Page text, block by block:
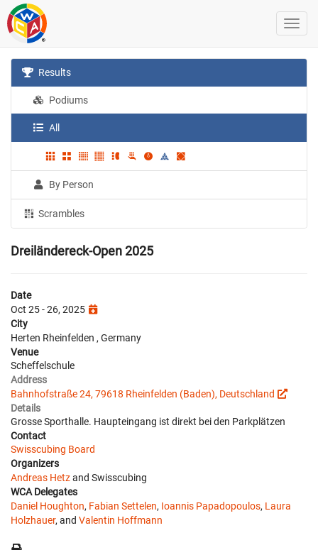
Results
Podiums
All
By Person
Scrambles
Dreiländereck-Open 2025
Date
Oct 25 - 26, 2025
City
Herten Rheinfelden , Germany
Venue
Scheffelschule
Address
Bahnhofstraße 24, 79618 Rheinfelden (Baden), Deutschland
Details
Grosse Sporthalle. Haupteingang ist direkt bei den Parkplätzen
Contact
Swisscubing Board
Organizers
Andreas Hetzand Swisscubing
WCA Delegates
Daniel Houghton, Fabian Settelen, Ioannis Papadopoulos, Laura
Holzhauer, and Valentin Hoffmann